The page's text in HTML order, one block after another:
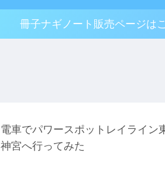
冊子ナギノート販売ページは
電車でパワースポットレイライン
神宮へ行ってみた